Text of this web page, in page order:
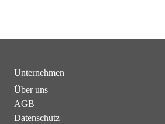
Unternehmen
Über uns
AGB
Datenschutz